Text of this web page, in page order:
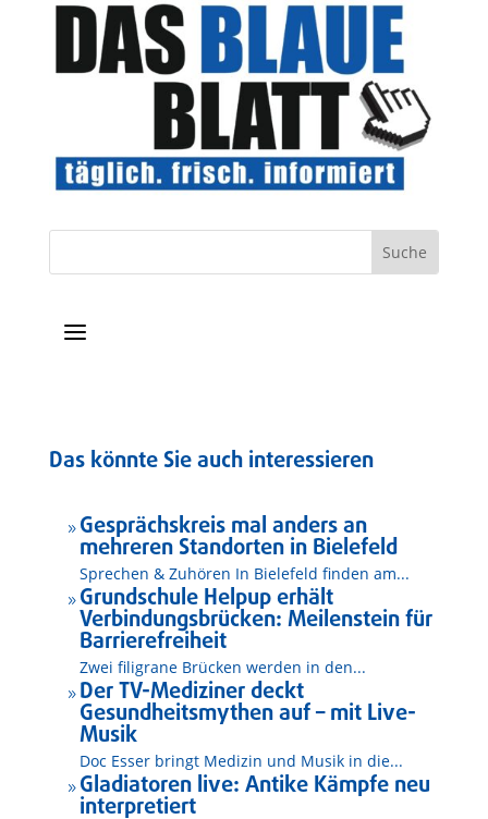
a
Das könnte Sie auch interessieren
9 Gesprächskreis mal anders an
mehreren Standorten in Bielefeld
Sprechen & Zuhören In Bielefeld finden am...
9 Grundschule Helpup erhält
Verbindungsbrücken: Meilenstein für
Barrierefreiheit
Zwei filigrane Brücken werden in den...
9 Der TV-Mediziner deckt
Gesundheitsmythen auf – mit Live-
Musik
Doc Esser bringt Medizin und Musik in die...
9 Gladiatoren live: Antike Kämpfe neu
interpretiert